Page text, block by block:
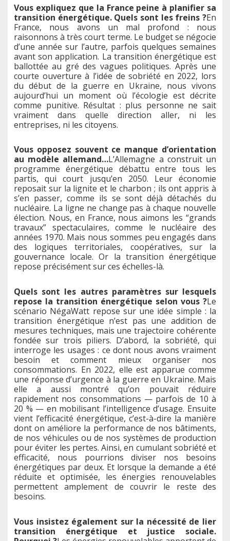
Vous expliquez que la France peine à planifier sa
transition énergétique. Quels sont les freins ?En
France, nous avons un mal profond : nous
raisonnons à très court terme. Le budget se négocie
d’une année sur l’autre, parfois quelques semaines
avant son application. La transition énergétique est
ballottée au gré des vagues politiques. Après une
courte ouverture à l’idée de sobriété en 2022, lors
du début de la guerre en Ukraine, nous vivons
aujourd’hui un moment où l’écologie est décrite
comme punitive. Résultat : plus personne ne sait
vraiment dans quelle direction aller, ni les
entreprises, ni les citoyens.
Vous opposez souvent ce manque d’orientation
au modèle allemand…L’Allemagne a construit un
programme énergétique débattu entre tous les
partis, qui court jusqu’en 2050. Leur économie
reposait sur la lignite et le charbon ; ils ont appris à
s’en passer, comme ils se sont déjà détachés du
nucléaire. La ligne ne change pas à chaque nouvelle
élection. Nous, en France, nous aimons les “grands
travaux” spectaculaires, comme le nucléaire des
années 1970. Mais nous sommes peu engagés dans
des logiques territoriales, coopératives, sur la
gouvernance locale. Or la transition énergétique
repose précisément sur ces échelles-là.
Quels sont les autres paramètres sur lesquels
repose la transition énergétique selon vous ?Le
scénario NégaWatt repose sur une idée simple : la
transition énergétique n’est pas une addition de
mesures techniques, mais une trajectoire cohérente
fondée sur trois piliers. D’abord, la sobriété, qui
interroge les usages : ce dont nous avons vraiment
besoin et comment mieux organiser nos
consommations. En 2022, elle est apparue comme
une réponse d’urgence à la guerre en Ukraine. Mais
elle a aussi montré qu’on pouvait réduire
rapidement nos consommations — parfois de 10 à
20 % — en mobilisant l’intelligence d’usage. Ensuite
vient l’efficacité énergétique, c’est-à-dire la manière
dont on améliore la performance de nos bâtiments,
de nos véhicules ou de nos systèmes de production
pour éviter les pertes. Ainsi, en cumulant sobriété et
efficacité, nous pourrions diviser nos besoins
énergétiques par deux. Et lorsque la demande a été
réduite et optimisée, les énergies renouvelables
permettent amplement de couvrir le reste des
besoins.
Vous insistez également sur la nécessité de lier
transition énergétique et justice sociale.